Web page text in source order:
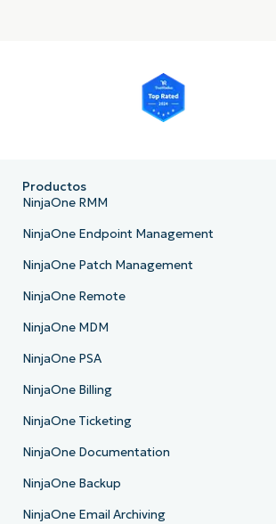
Productos
NinjaOne RMM
NinjaOne Endpoint Management
NinjaOne Patch Management
NinjaOne Remote
NinjaOne MDM
NinjaOne PSA
NinjaOne Billing
NinjaOne Ticketing
NinjaOne Documentation
NinjaOne Backup
NinjaOne Email Archiving